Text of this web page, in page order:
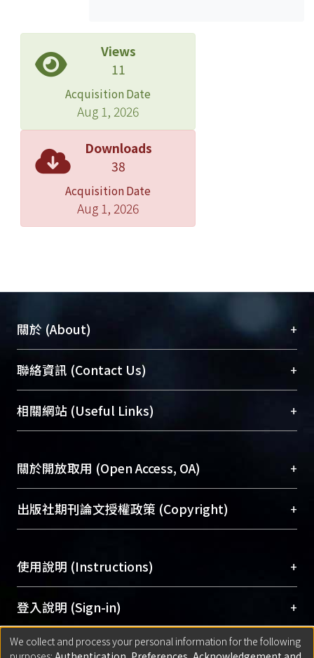
Views
11
Acquisition Date
Aug 1, 2026
Downloads
38
Acquisition Date
Aug 1, 2026
關於 (About) +
臺大位居世界頂尖大學之列，為永久珍藏及向國際
展現本校豐碩的研究成果及學術能量，圖書館整合
機構典藏（NTUR）與學術庫（AH）不同功能平
台，成為臺大學術典藏NTU scholars。期能整合研
成果。
To permanently archive and promote researcher
profiles and scholarly works, Library integrates the
services of “NTU Repository” with “Academic
聯絡資訊 (Contact Us) +
總館學科館員(Main Library)
醫學圖書館學科館員(Medical Library)
Sciences Library)
相關網站 (Useful Links) +
關於開放取用 (Open Access, OA) +
開放取用是從使用者角度提升資訊取用性的社會運
動，應用在學術研究上是透過將研究著作公開供使
用逐年攀升。同時可加速研究發展、提升研究影響
Archive）平台。 （點選深入了解OA）
出版社期刊論文授權政策 (Copyright) +
含部分內容的版權非匯入者所有，或由第三方贊
助與合作完成，請確認該版權所有者及第三方同
意提供此授權。
Please represent that the submission is your
original work, and that you have the right to
使用說明 (Instructions) +
網站簡介(Quickstart Guide)
使用手冊(Instruction Manual)
線上預約服務(Booking Service)
登入說明 (Sign-in) +
方案一：臺灣大學計算機中心帳號登入
匯入著作 (Submission) +
We collect and process your personal information for the following